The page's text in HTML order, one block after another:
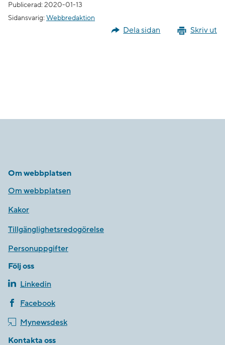
Publicerad: 2020-01-13
Sidansvarig: Webbredaktion
Skriv ut
Dela sidan
Om webbplatsen
Om webbplatsen
Kakor
Tillgänglighetsredogörelse
Personuppgifter
Följ oss
Linkedin
Facebook
Mynewsdesk
Kontakta oss